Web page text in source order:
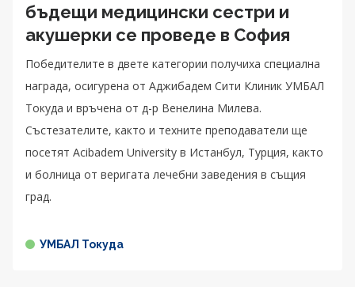
бъдещи медицински сестри и
акушерки се проведе в София
Победителите в двете категории получиха специална
награда, осигурена от Аджибадем Сити Клиник УМБАЛ
Токуда и връчена от д-р Венелина Милева.
Състезателите, както и техните преподаватели ще
посетят Acibadem University в Истанбул, Турция, както
и болница от веригата лечебни заведения в същия
град.
УМБАЛ Токуда